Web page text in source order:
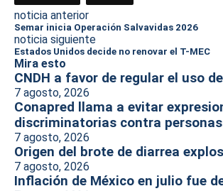
noticia anterior
Semar inicia Operación Salvavidas 2026
noticia siguiente
Estados Unidos decide no renovar el T-MEC
Mira esto
CNDH a favor de regular el uso
7 agosto, 2026
Conapred llama a evitar
discriminatorias contra
7 agosto, 2026
Origen del brote de diarrea
7 agosto, 2026
Inflación de México en julio fue